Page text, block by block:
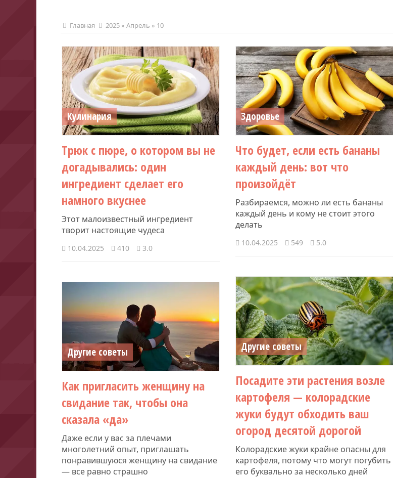
Главная 2025 » Апрель » 10
Кулинария
Трюк с пюре, о котором вы не
догадывались: один
ингредиент сделает его
намного вкуснее
Этот малоизвестный ингредиент
творит настоящие чудеса
10.04.2025 410 3.0
Здоровье
Что будет, если есть бананы
каждый день: вот что
произойдёт
Разбираемся, можно ли есть бананы
каждый день и кому не стоит этого
делать
10.04.2025 549 5.0
Другие советы
Посадите эти растения возле
картофеля — колорадские
жуки будут обходить ваш
огород десятой дорогой
Колорадские жуки крайне опасны для
картофеля, потому что могут погубить
его буквально за несколько дней
Другие советы
Как пригласить женщину на
свидание так, чтобы она
сказала «да»
Даже если у вас за плечами
многолетний опыт, приглашать
понравившуюся женщину на свидание
— все равно страшно